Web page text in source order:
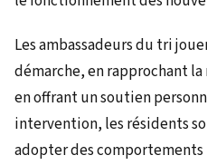
Les ambassadeurs du tri
démarche, en rapprochant
en offrant un soutien
intervention, les résidents
adopter des